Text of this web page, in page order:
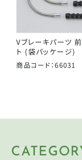
Vブレーキパーツ
ト (袋パッケージ)
商品コード：66031
HELMET